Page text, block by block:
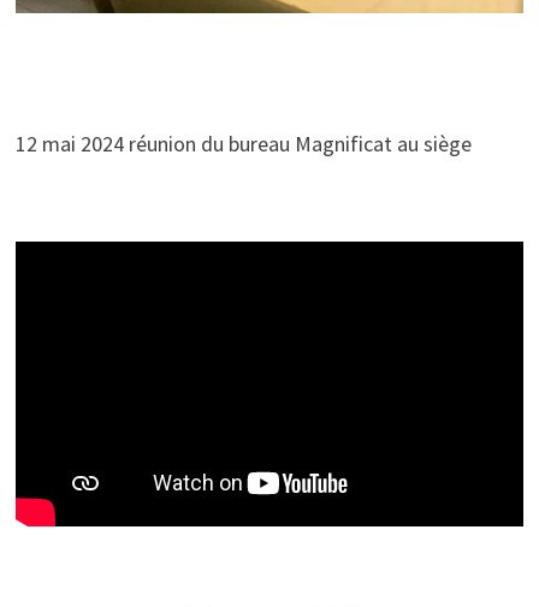
12 mai 2024 réunion du bureau Magnificat au siège